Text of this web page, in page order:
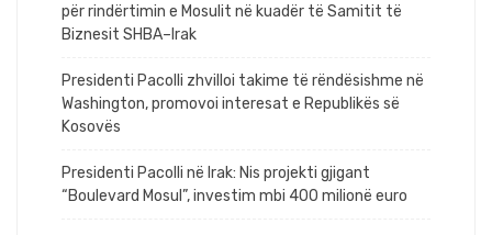
për rindërtimin e Mosulit në kuadër të Samitit të
Biznesit SHBA–Irak
Presidenti Pacolli zhvilloi takime të rëndësishme në
Washington, promovoi interesat e Republikës së
Kosovës
Presidenti Pacolli në Irak: Nis projekti gjigant
“Boulevard Mosul”, investim mbi 400 milionë euro